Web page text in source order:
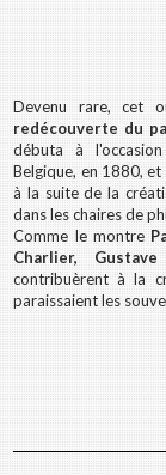
Devenu rare, cet
redécouverte du
débuta à
Belgique, en 1880,
à la suite de la
dans les chaires de
Comme le montre
Charlier,
contribuèrent à la
paraissaient les